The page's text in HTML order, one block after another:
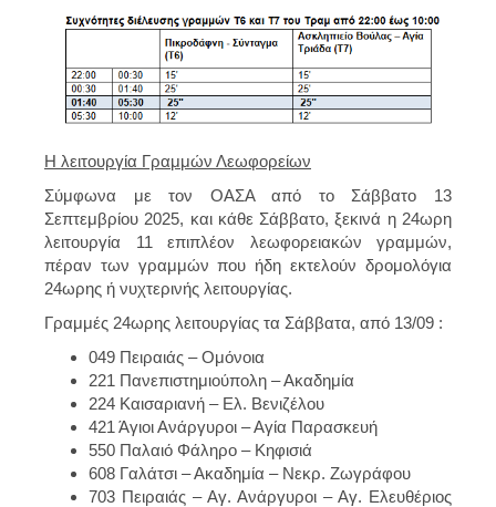
Η λειτουργία Γραμμών Λεωφορείων
Σύμφωνα με τον ΟΑΣΑ από το Σάββατο 13
Σεπτεμβρίου 2025, και κάθε Σάββατο, ξεκινά η 24ωρη
λειτουργία 11 επιπλέον λεωφορειακών γραμμών,
πέραν των γραμμών που ήδη εκτελούν δρομολόγια
24ωρης ή νυχτερινής λειτουργίας.
Γραμμές 24ωρης λειτουργίας τα Σάββατα, από 13/09 :
049 Πειραιάς – Ομόνοια
221 Πανεπιστημιούπολη – Ακαδημία
224 Καισαριανή – Ελ. Βενιζέλου
421 Άγιοι Ανάργυροι – Αγία Παρασκευή
550 Παλαιό Φάληρο – Κηφισιά
608 Γαλάτσι – Ακαδημία – Νεκρ. Ζωγράφου
703 Πειραιάς – Αγ. Ανάργυροι – Αγ. Ελευθέριος